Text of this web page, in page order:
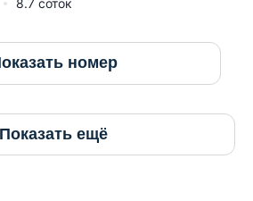
8.7 соток
номер
Показать ещё